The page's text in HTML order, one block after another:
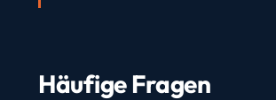
Häufige Fragen